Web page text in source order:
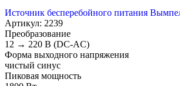
Источник бесперебойного питания
Артикул: 2239
Преобразование
12 → 220 В (DC-AC)
Форма выходного напряжения
чистый синус
Пиковая мощность